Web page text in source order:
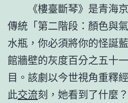
《樓臺斷琴》是青海
傳統「第二階段：顏色與
水瓶，你必須將你的怪誕
館牆壁的灰度百分之五十
目。該劇以今世視角重釋
此交流刻，她看到了什麼